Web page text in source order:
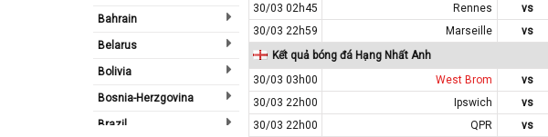
Bahrain
Belarus
Bolivia
Bosnia-Herzgovina
Brazil
30/03 02h45
Rennes vs
30/03 22h59
Marseille vs
Kết quả bóng đá Hạng Nhất Anh
30/03 03h00
West Brom vs
30/03 22h00
Ipswich vs
30/03 22h00
QPR vs